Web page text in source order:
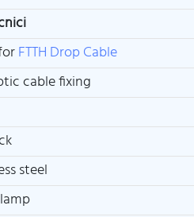
FTTH Drop Cable
cable fixing
steel